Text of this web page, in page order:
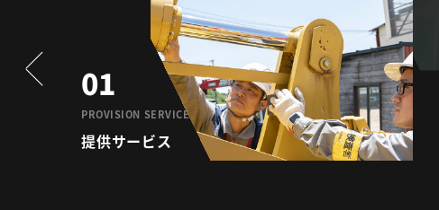
01
PROVISION SERVICE
提供サービス